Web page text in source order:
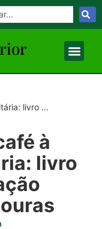
rior
livro ...
à
livro